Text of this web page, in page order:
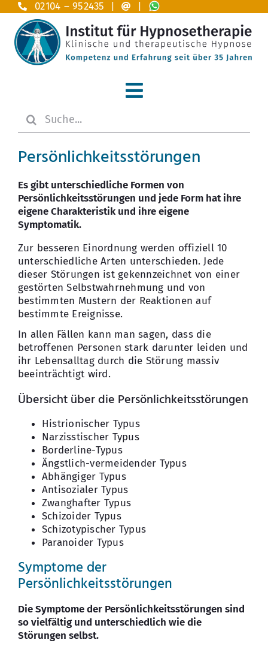
Zum
Inhalt
springen
02104 – 952435 |
Toggle
Home
Hypnosetherapie
Anwendungsgebiete A – Z
Das Institut
Ausbildung
Kontakt
Suche
nach:
Persönlichkeitsstörungen
Es gibt unterschiedliche Formen von
Persönlichkeitsstörungen und jede Form hat ihre
eigene Charakteristik und ihre eigene
Symptomatik.
Zur besseren Einordnung werden offiziell 10
unterschiedliche Arten unterschieden. Jede
dieser Störungen ist gekennzeichnet von einer
gestörten Selbstwahrnehmung und von
bestimmten Mustern der Reaktionen auf
bestimmte Ereignisse.
In allen Fällen kann man sagen, dass die
betroffenen Personen stark darunter leiden und
ihr Lebensalltag durch die Störung massiv
beeinträchtigt wird.
Übersicht über die Persönlichkeitsstörungen
Histrionischer Typus
Narzisstischer Typus
Borderline-Typus
Ängstlich-vermeidender Typus
Abhängiger Typus
Antisozialer Typus
Zwanghafter Typus
Schizoider Typus
Schizotypischer Typus
Paranoider Typus
Symptome der
Persönlichkeitsstörungen
Die Symptome der Persönlichkeitsstörungen sind
so vielfältig und unterschiedlich wie die
Störungen selbst.